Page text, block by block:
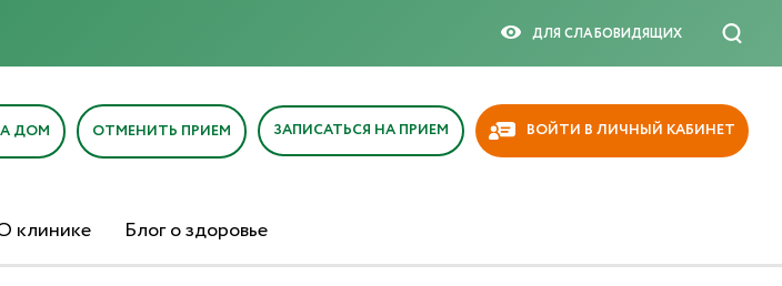
ДЛЯ СЛАБОВИДЯЩИX
ДОМ ОТМЕНИТЬ ПРИЕМ ЗАПИСАТЬСЯ НА ПРИЕМ ВОЙТИ В ЛИЧНЫЙ КАБИНЕТ
клинике Блог о здоровье